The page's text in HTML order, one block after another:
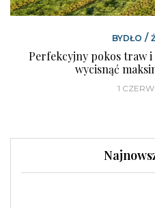
BYDŁO /
Perfekcyjny pokos traw i
wycisnąć
1